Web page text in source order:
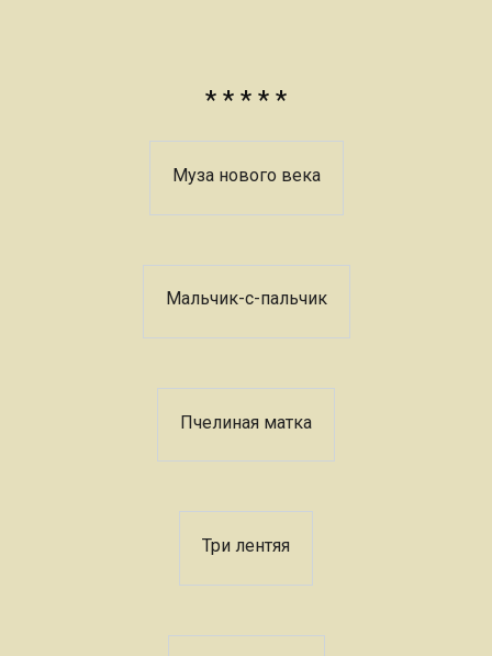
* * * * *
Муза нового века
Мальчик-с-пальчик
Пчелиная матка
Три лентяя